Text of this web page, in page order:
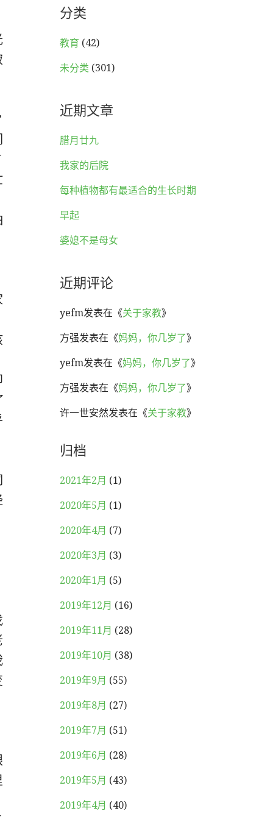
分类
教育 (42)
未分类 (301)
近期文章
腊月廿九
我家的后院
每种植物都有最适合的生长时期
早起
婆媳不是母女
近期评论
yefm发表在《关于家教》
方强发表在《妈妈，你几岁了》
yefm发表在《妈妈，你几岁了》
方强发表在《妈妈，你几岁了》
许一世安然发表在《关于家教》
归档
2021年2月 (1)
2020年5月 (1)
2020年4月 (7)
2020年3月 (3)
2020年1月 (5)
2019年12月 (16)
2019年11月 (28)
2019年10月 (38)
2019年9月 (55)
2019年8月 (27)
2019年7月 (51)
2019年6月 (28)
2019年5月 (43)
2019年4月 (40)